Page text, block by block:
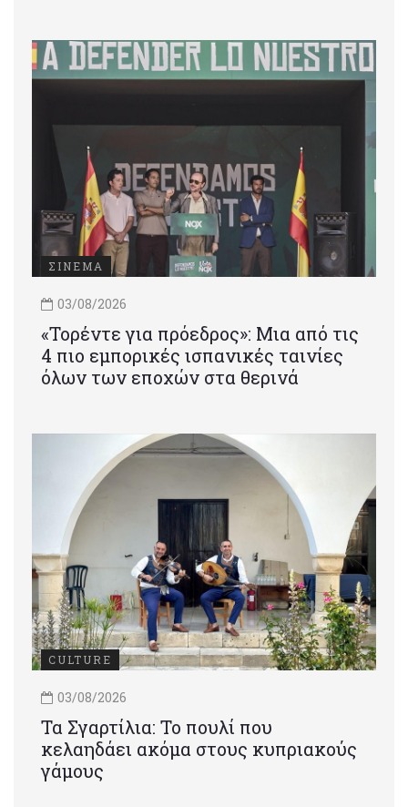
ΣΙΝΕΜΑ
03/08/2026
«Τορέντε για πρόεδρος»: Mια από τις
4 πιο εμπορικές ισπανικές ταινίες
όλων των εποχών στα θερινά
CULTURE
03/08/2026
Τα Σγαρτίλια: Το πουλί που
κελαηδάει ακόμα στους κυπριακούς
γάμους